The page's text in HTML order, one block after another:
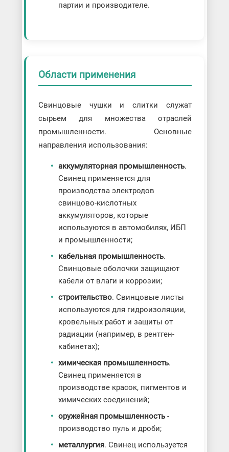
партии и производителе.
Области применения
Свинцовые чушки и слитки служат
сырьем для множества отраслей
промышленности. Основные
направления использования:
аккумуляторная промышленность.
Свинец применяется для
производства электродов
свинцово-кислотных
аккумуляторов, которые
используются в автомобилях, ИБП
и промышленности;
кабельная промышленность.
Свинцовые оболочки защищают
кабели от влаги и коррозии;
строительство. Свинцовые листы
используются для гидроизоляции,
кровельных работ и защиты от
радиации (например, в рентген-
кабинетах);
химическая промышленность.
Свинец применяется в
производстве красок, пигментов и
химических соединений;
оружейная промышленность-
производство пуль и дроби;
металлургия. Свинец используется